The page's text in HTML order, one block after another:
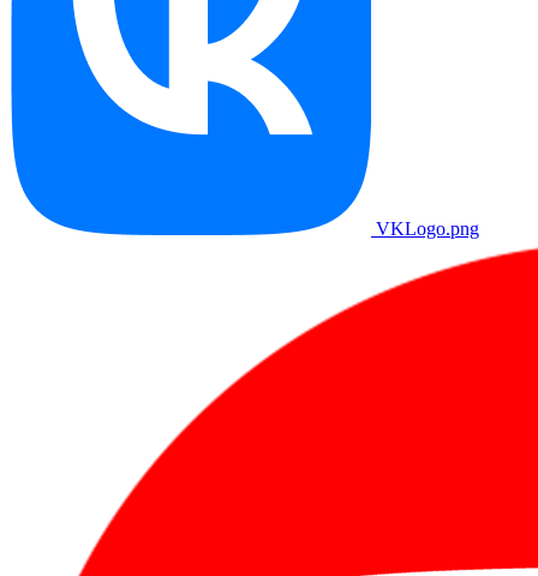
VKLogo.png